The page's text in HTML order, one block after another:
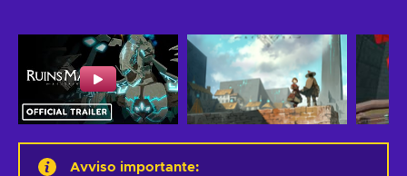
Avviso importante: